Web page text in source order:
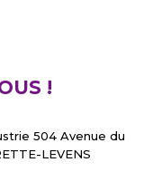
!
504 Avenue du
LEVENS